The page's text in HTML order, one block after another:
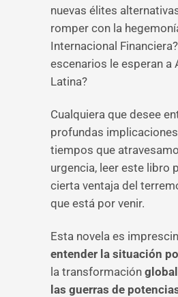
nuevas élites
romper con la
Internacional
escenarios le esperan a
Latina?
Cualquiera que desee
profundas
tiempos que
urgencia, leer este libro
cierta ventaja del
que está por venir.
Esta novela es
entender la situación
la transformación
las guerras de